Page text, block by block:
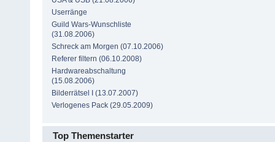
Userränge
Guild Wars-Wunschliste
(31.08.2006)
Schreck am Morgen (07.10.2006)
Referer filtern (06.10.2008)
Hardwareabschaltung
(15.08.2006)
Bilderrätsel I (13.07.2007)
Verlogenes Pack (29.05.2009)
Top Themenstarter